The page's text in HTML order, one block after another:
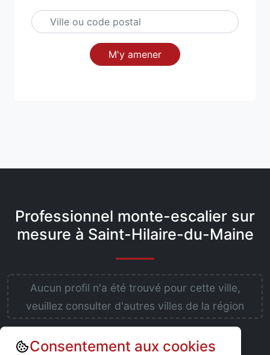
M'y amener
Professionnel monte-escalier sur
mesure à Saint-Hilaire-du-Maine
Aucun profil n'a été trouvé pour cette ville,
veuillez consulter d'autres villes de la région
Consentement aux cookies